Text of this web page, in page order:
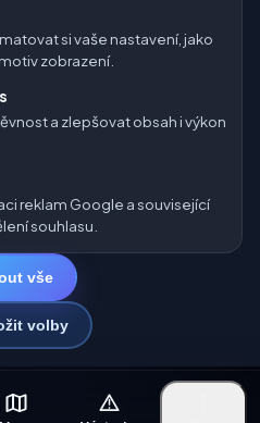
/ Švýcarsko
a Španělsko
z.s. | IČO: 21135550 |
data: MET Norway · Open-
počasí: ČHMÚ.
si vaše nastavení, jako
zobrazení.
a zlepšovat obsah i výkon
reklam Google a související
souhlasu.
vše
volby